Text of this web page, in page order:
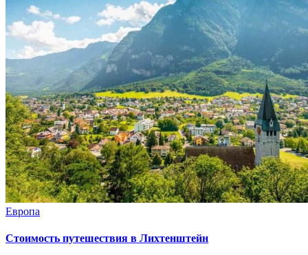
Европа
Стоимость путешествия в Лихтенштейн